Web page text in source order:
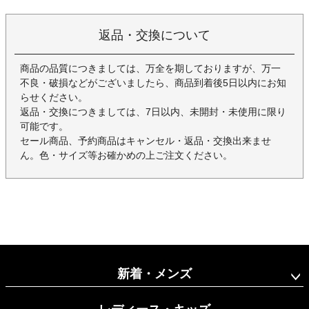
返品・交換について
商品の品質につきましては、万全を期しておりますが、万一
不良・破損などがございましたら、商品到着後5日以内にお知
らせください。
返品・交換につきましては、7日以内、未開封・未使用に限り
可能です。
セール商品、予約商品はキャンセル・返品・交換出来ませ
ん。色・サイズ等お確かめの上ご注文ください。
新着・メンズ